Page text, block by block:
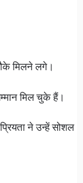
मिलने लगे।
मिल चुके हैं।
ने उन्हें सोशल